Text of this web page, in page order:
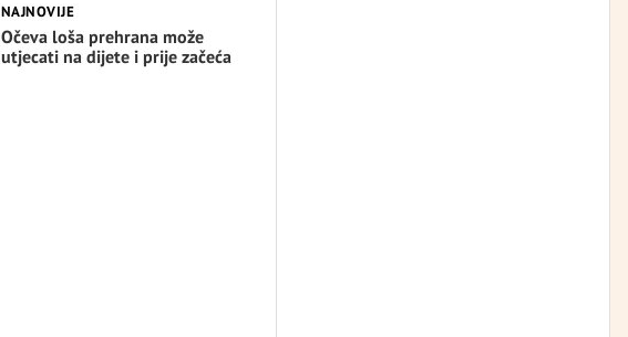
NAJNOVIJE
Očeva loša prehrana može
utjecati na dijete i prije začeća